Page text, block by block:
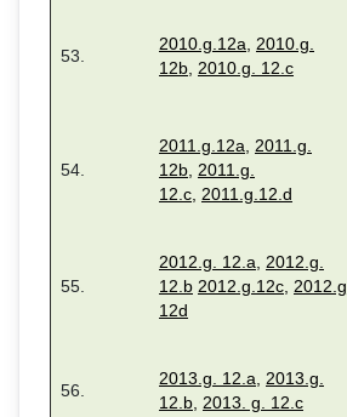
53.
2010.g.12a
2010.g.
12b 2010.g. 12.c
54.
2011.g.12a
2011.g.
12b 2011.g.
12.c 2011.g.12.d
55.
2012.g. 12.a
2012.g.
12.b 2012.g.12c 2012.g.
12d
56.
2013.g. 12.a
2013.g.
12.b 2013. g. 12.c